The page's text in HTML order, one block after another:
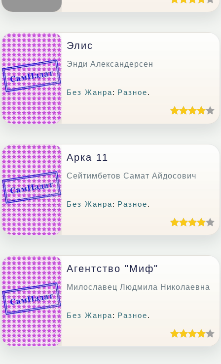
Элис
Энди Александерсен
Без Жанра: Разное.
Арка 11
Сейтимбетов Самат Айдосович
Без Жанра: Разное.
Агентство "Миф"
Милославец Людмила Николаевна
Без Жанра: Разное.